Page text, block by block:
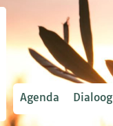
Agenda Dialoog